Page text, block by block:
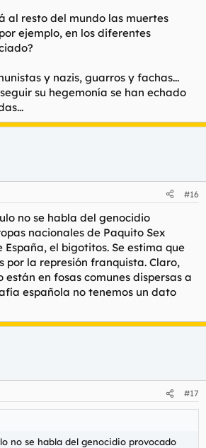
al resto del mundo las muertes
ejemplo, en los diferentes
y nazis, guarros y fachas...
su hegemonía se han echado
#16
no se habla del genocidio
nacionales de Paquito Sex
España, el bigotitos. Se estima que
por la represión franquista. Claro,
están en fosas comunes dispersas a
española no tenemos un dato
#17
no se habla del genocidio provocado